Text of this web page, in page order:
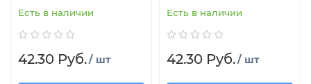
Есть в наличии
42.30 Руб./ шт
Есть в наличии
42.30 Руб./ шт